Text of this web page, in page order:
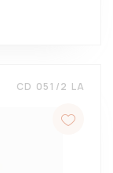
CD 051/2 LA